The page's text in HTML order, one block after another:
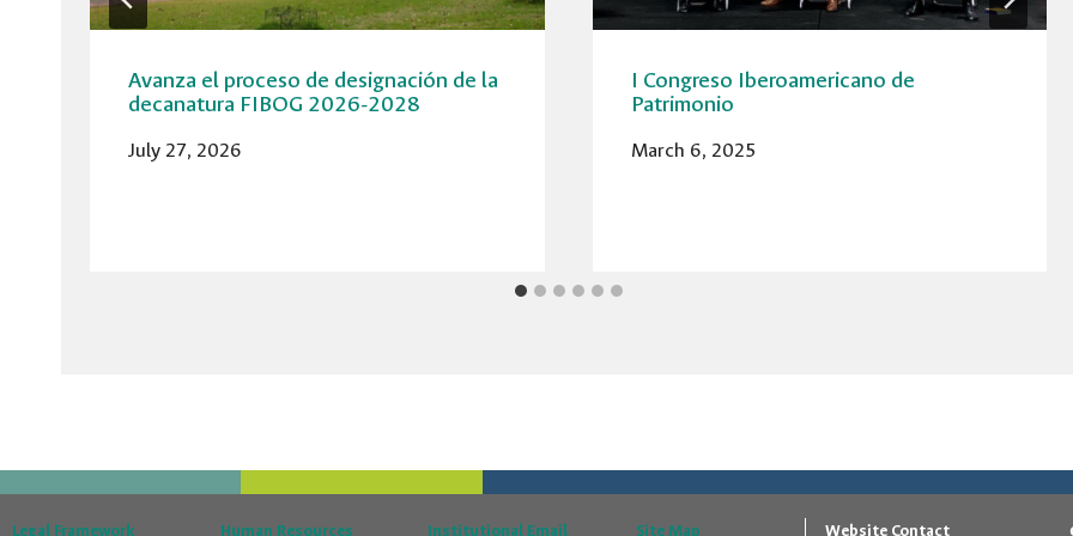
Avanza el proceso de designación de la
decanatura FIBOG 2026-2028
July 27, 2026
I Congreso Iberoamericano de
Patrimonio
March 6, 2025
Legal Framework Human Resources Institutional Email Site Map Website Contact